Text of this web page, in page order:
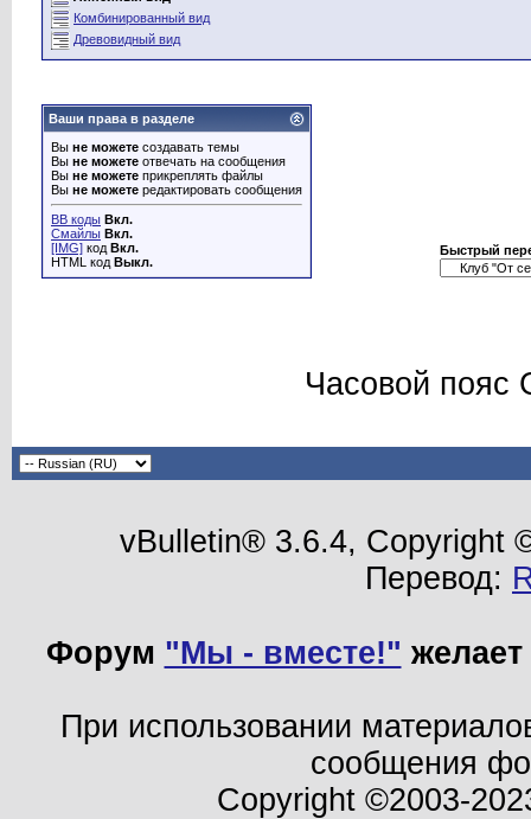
Комбинированный вид
Древовидный вид
Ваши права в разделе
Вы не можете создавать темы
Вы не можете отвечать на сообщения
Вы не можете прикреплять файлы
Вы не можете редактировать сообщения
BB коды Вкл.
Смайлы Вкл.
[IMG] код Вкл.
HTML код Выкл.
Быстрый
Часовой пояс
vBulletin® 3.6.4, Copyright
Перевод:
Форум "Мы - вместе!"
При использовании
сообщения
Copyright ©2003-